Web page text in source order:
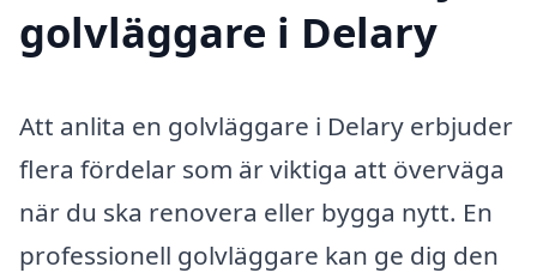
golvläggare i Delary
Att anlita en golvläggare i Delary erbjuder
flera fördelar som är viktiga att överväga
när du ska renovera eller bygga nytt. En
professionell golvläggare kan ge dig den